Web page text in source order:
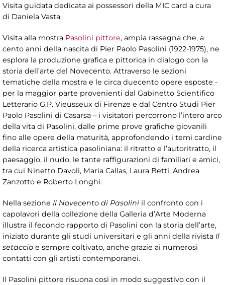
Visita guidata dedicata ai possessori della MIC card a cura
di Daniela Vasta.
Visita alla mostra Pasolini pittore, ampia rassegna che, a
cento anni della nascita di Pier Paolo Pasolini (1922-1975), ne
esplora la produzione grafica e pittorica in dialogo con la
storia dell’arte del Novecento. Attraverso le sezioni
tematiche della mostra e le circa duecento opere esposte -
per la maggior parte provenienti dal Gabinetto Scientifico
Letterario G.P. Vieusseux di Firenze e dal Centro Studi Pier
Paolo Pasolini di Casarsa – i visitatori percorrono l’intero arco
della vita di Pasolini, dalle prime prove grafiche giovanili
fino alle opere della maturità, approfondendo i temi cardine
della ricerca artistica pasoliniana: il ritratto e l’autoritratto, il
paesaggio, il nudo, le tante raffigurazioni di familiari e amici,
tra cui Ninetto Davoli, Maria Callas, Laura Betti, Andrea
Zanzotto e Roberto Longhi.
Nella sezione Il Novecento di Pasolini il confronto con i
capolavori della collezione della Galleria d’Arte Moderna
illustra il fecondo rapporto di Pasolini con la storia dell’arte,
iniziato durante gli studi universitari e gli anni della rivista Il
setaccio e sempre coltivato, anche grazie ai numerosi
contatti con gli artisti contemporanei.
Il Pasolini pittore risuona così in modo suggestivo con il